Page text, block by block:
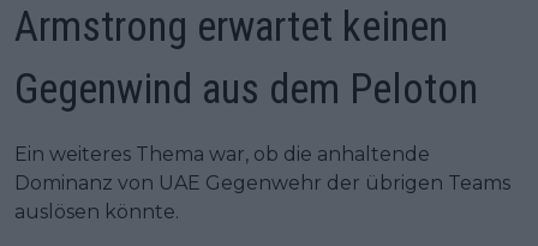
Armstrong erwartet keinen
Gegenwind aus dem Peloton
Ein weiteres Thema war, ob die anhaltende
Dominanz von UAE Gegenwehr der übrigen Teams
auslösen könnte.